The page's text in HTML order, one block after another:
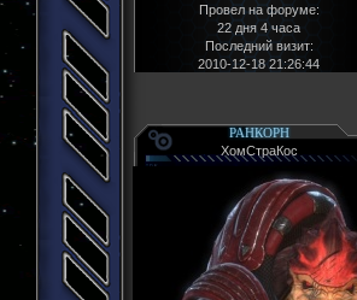
Провел на форуме:
22 дня 4 часа
Последний визит:
2010-12-18 21:26:44
РАНКОРН
ХомСтраКос